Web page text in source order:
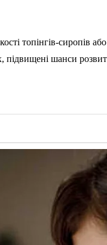
топінгів-
шанси